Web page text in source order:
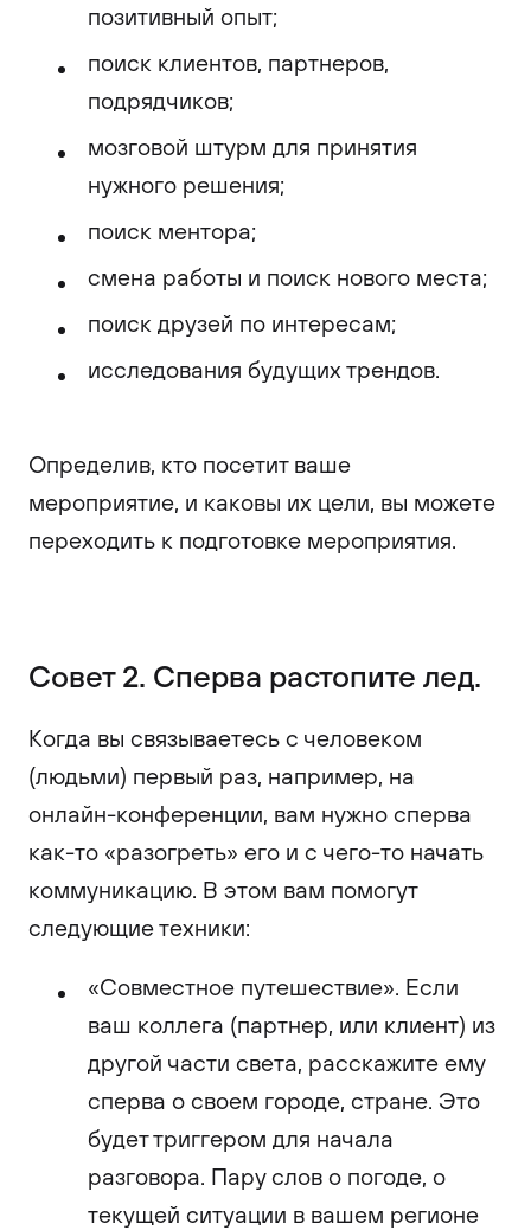
позитивный опыт;
поиск клиентов, партнеров,
подрядчиков;
мозговой штурм для принятия
нужного решения;
поиск ментора;
смена работы и поиск нового места;
поиск друзей по интересам;
исследования будущих трендов.
Определив, кто посетит ваше
мероприятие, и каковы их цели, вы можете
переходить к подготовке мероприятия.
Совет 2. Сперва растопите лед.
Когда вы связываетесь с человеком
(людьми) первый раз, например, на
онлайн-конференции, вам нужно сперва
как-то «разогреть» его и с чего-то начать
коммуникацию. В этом вам помогут
следующие техники:
«Совместное путешествие». Если
ваш коллега (партнер, или клиент) из
другой части света, расскажите ему
сперва о своем городе, стране. Это
будет триггером для начала
разговора. Пару слов о погоде, о
текущей ситуации в вашем регионе